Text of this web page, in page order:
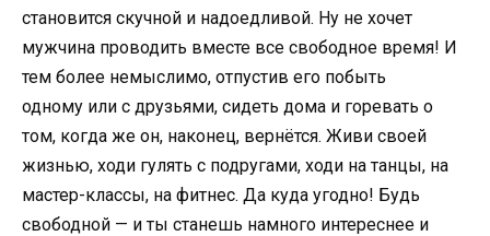
становится скучной и надоедливой. Ну не хочет
мужчина проводить вместе все свободное время! И
тем более немыслимо, отпустив его побыть
одному или с друзьями, сидеть дома и горевать о
том, когда же он, наконец, вернётся. Живи своей
жизнью, ходи гулять с подругами, ходи на танцы, на
мастер-классы, на фитнес. Да куда угодно! Будь
свободной — и ты станешь намного интереснее и